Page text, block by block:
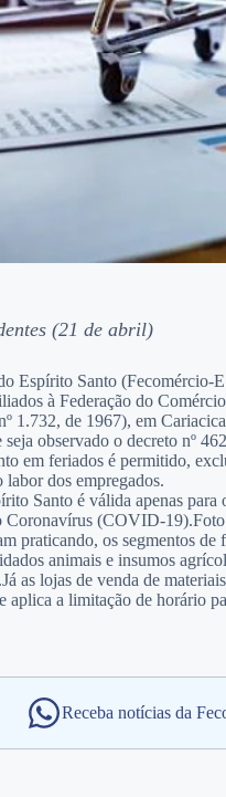
(21 de abril)
Espírito Santo
à Federação do
de 1967), em
observado o decreto nº
feriados é permitido,
labor dos empregados.
Santo é válida apenas
Coronavírus (COVID-
os segmentos
animais e insumos
as lojas de venda de
a limitação de
Receba notícias da